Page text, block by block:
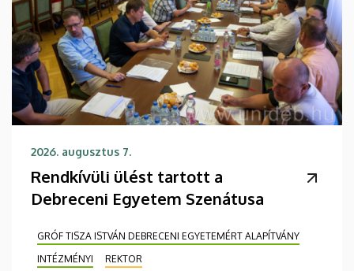
2026. augusztus 7.
Rendkívüli ülést tartott a
Debreceni Egyetem Szenátusa
GRÓF TISZA ISTVÁN DEBRECENI EGYETEMÉRT ALAPÍTVÁNY
INTÉZMÉNYI
REKTOR